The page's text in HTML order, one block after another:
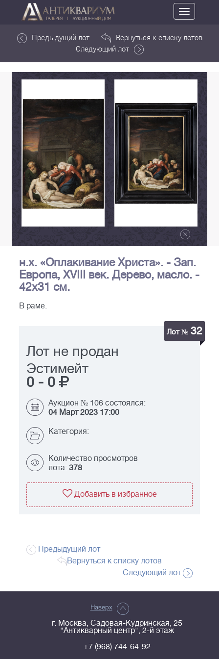
Toggle
navigation
Предыдущий лот
Вернуться к списку лотов
Следующий лот
н.х. «Оплакивание Христа». - Зап.
Европа, XVIII век. Дерево, масло. -
42х31 см.
В раме.
Лот № 32
Лот не продан
Эстимейт
0 - 0
Аукцион № 106 состоялся:
04 Март 2023 17:00
Категория:
Количество просмотров
лота: 378
Добавить в избранное
Предыдущий лот
Вернуться к списку лотов
Следующий лот
Наверх
г. Москва, Садовая-Кудринская, 25
"Антикварный центр", 2-й этаж
+7 (968) 744-64-92